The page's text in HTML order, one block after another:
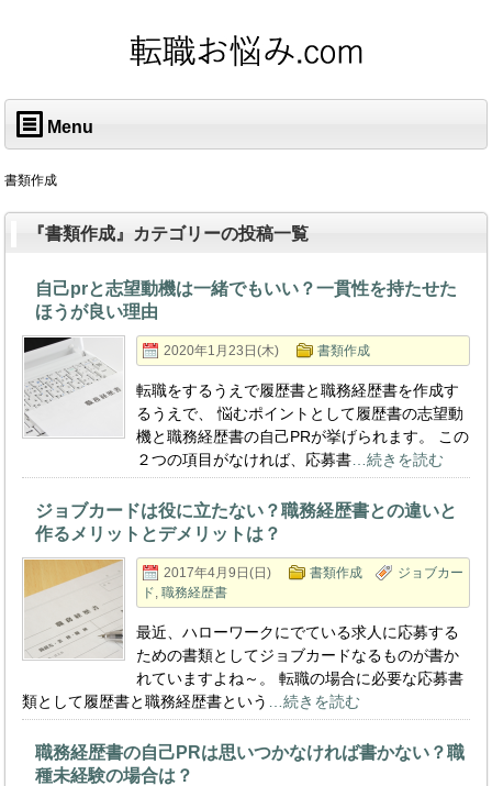
Menu
書類作成
『書類作成』カテゴリーの投稿一覧
自己prと志望動機は一緒でもいい？一貫性を持たせた
ほうが良い理由
2020年1月23日(木) 書類作成
転職をするうえで履歴書と職務経歴書を作成す
るうえで、 悩むポイントとして履歴書の志望動
機と職務経歴書の自己PRが挙げられます。 この
２つの項目がなければ、応募書 …続きを読む
ジョブカードは役に立たない？職務経歴書との違いと
作るメリットとデメリットは？
2017年4月9日(日) 書類作成
ジョブカー
ド,職務経歴書
最近、ハローワークにでている求人に応募する
ための書類としてジョブカードなるものが書か
れていますよね～。 転職の場合に必要な応募書
類として履歴書と職務経歴書という
…続きを読む
職務経歴書の自己PRは思いつかなければ書かない？職
種未経験の場合は？